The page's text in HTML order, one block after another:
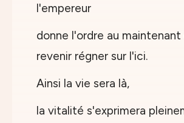
l'empereur
donne l'ordre au maintenant
revenir régner sur l'ici.
Ainsi la vie sera là,
la vitalité s'exprimera